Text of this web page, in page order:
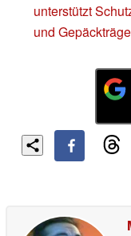
unterstützt
und